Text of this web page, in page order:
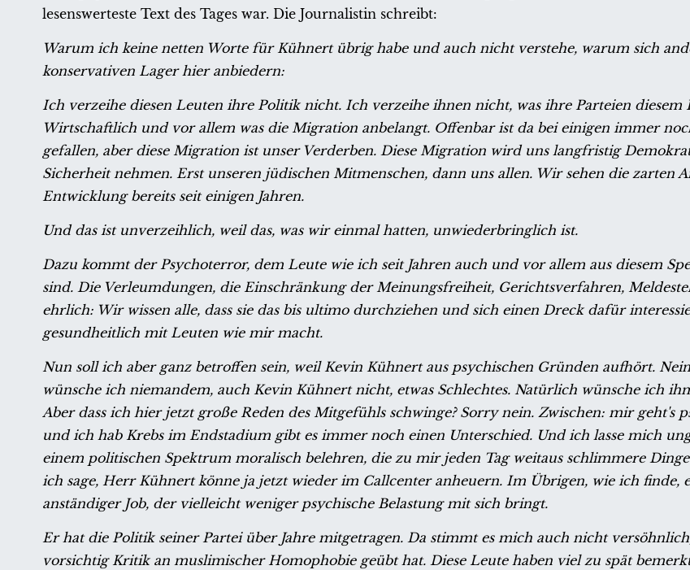
lesenswerteste Text des Tages war. Die Journalistin schreibt:
Warum ich keine netten Worte für Kühnert übrig habe und auch nicht verstehe, warum sich
konservativen Lager hier anbiedern:
Ich verzeihe diesen Leuten ihre Politik nicht. Ich verzeihe ihnen nicht, was ihre Parteien diesem
Wirtschaftlich und vor allem was die Migration anbelangt. Offenbar ist da bei einigen immer
gefallen, aber diese Migration ist unser Verderben. Diese Migration wird uns langfristig
Sicherheit nehmen. Erst unseren jüdischen Mitmenschen, dann uns allen. Wir sehen die zarten
Entwicklung bereits seit einigen Jahren.
Und das ist unverzeihlich, weil das, was wir einmal hatten, unwiederbringlich ist.
Dazu kommt der Psychoterror, dem Leute wie ich seit Jahren auch und vor allem aus diesem
sind. Die Verleumdungen, die Einschränkung der Meinungsfreiheit, Gerichtsverfahren,
ehrlich: Wir wissen alle, dass sie das bis ultimo durchziehen und sich einen Dreck dafür
gesundheitlich mit Leuten wie mir macht.
Nun soll ich aber ganz betroffen sein, weil Kevin Kühnert aus psychischen Gründen aufhört.
wünsche ich niemandem, auch Kevin Kühnert nicht, etwas Schlechtes. Natürlich wünsche ich
Aber dass ich hier jetzt große Reden des Mitgefühls schwinge? Sorry nein. Zwischen: mir geht's
und ich hab Krebs im Endstadium gibt es immer noch einen Unterschied. Und ich lasse mich
einem politischen Spektrum moralisch belehren, die zu mir jeden Tag weitaus schlimmere Dinge
ich sage, Herr Kühnert könne ja jetzt wieder im Callcenter anheuern. Im Übrigen, wie ich finde,
anständiger Job, der vielleicht weniger psychische Belastung mit sich bringt.
Er hat die Politik seiner Partei über Jahre mitgetragen. Da stimmt es mich auch nicht
vorsichtig Kritik an muslimischer Homophobie geübt hat. Diese Leute haben viel zu spät